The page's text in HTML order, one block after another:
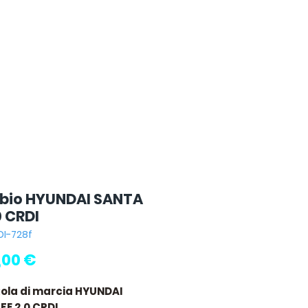
HYUNDAI SANTA
CRDI
728f
€
di marcia HYUNDAI